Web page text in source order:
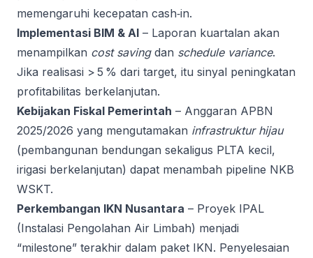
memengaruhi kecepatan cash‑in.
Implementasi BIM & AI – Laporan kuartalan akan
menampilkan cost savingdan schedule variance.
Jika realisasi > 5 % dari target, itu sinyal peningkatan
profitabilitas berkelanjutan.
Kebijakan Fiskal Pemerintah – Anggaran APBN
2025/2026 yang mengutamakan infrastruktur hijau
(pembangunan bendungan sekaligus PLTA kecil,
irigasi berkelanjutan) dapat menambah pipeline NKB
WSKT.
Perkembangan IKN Nusantara – Proyek IPAL
(Instalasi Pengolahan Air Limbah) menjadi
“milestone” terakhir dalam paket IKN. Penyelesaian